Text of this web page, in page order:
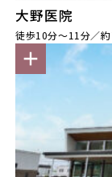
大野医院
徒歩10分～11分／